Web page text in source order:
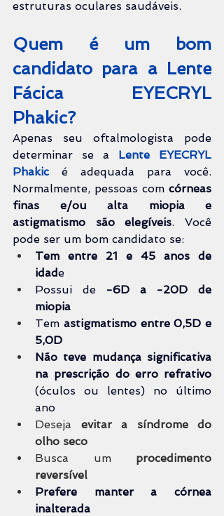
estruturas oculares saudáveis.
Quem é um bom
candidato para a Lente
Fácica EYECRYL
Phakic?
Apenas seu oftalmologista pode
determinar se a Lente EYECRYL
Phakic é adequada para você.
Normalmente, pessoas com córneas
finas e/ou alta miopia
e
astigmatismo são elegíveis. Você
pode ser um bom candidato se:
Tem entre 21 e 45 anos de
idade
Possui de -6D a -20D de
miopia
Tem astigmatismo entre 0,5D e
5,0D
Não teve mudança significativa
na prescrição do erro refrativo
(óculos ou lentes) no último
ano
Deseja evitar a síndrome do
olho seco
Busca um procedimento
reversível
Prefere manter a córnea
inalterada